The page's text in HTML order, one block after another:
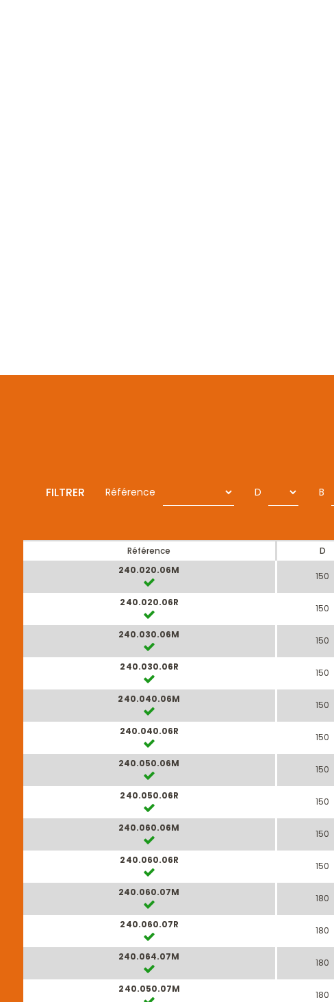
FILTRER Référence D B
Référence D
240.020.06M
150
240.020.06R
150
240.030.06M
150
240.030.06R
150
240.040.06M
150
240.040.06R
150
240.050.06M
150
240.050.06R
150
240.060.06M
150
240.060.06R
150
240.060.07M
180
240.060.07R
180
240.064.07M
180
240.050.07M
180